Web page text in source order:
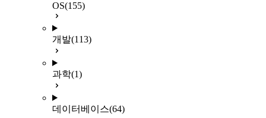
OS(155)
개발(113)
과학(1)
데이터베이스(64)